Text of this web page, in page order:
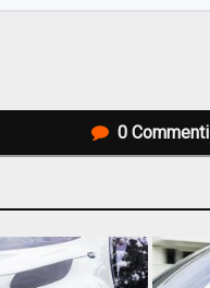
0 Commenti